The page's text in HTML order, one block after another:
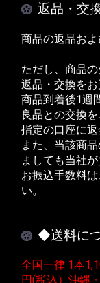
返品・交
商品の返品およ
ただし、商品
返品・交換をお
商品到着後1週
良品との交換
指定の口座に返
また、当該商
ましても当社が
お振込手数料
い。
◆送料に
全国一律 1本
円(税込）沖縄